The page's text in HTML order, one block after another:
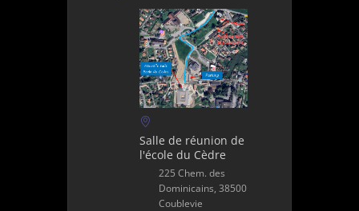
Salle de réunion de
l'école du Cèdre
225 Chem. des
Dominicains, 38500
Coublevie